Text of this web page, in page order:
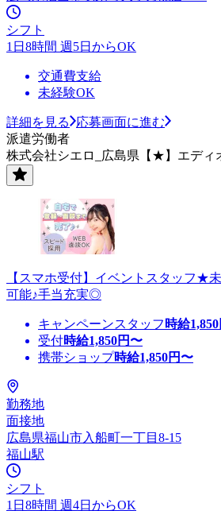
シフト
1日8時間 週5日からOK
交通費支給
未経験OK
詳細を見る
応募画面に進む
派遣労働者
株式会社シエロ_広島県【★】エディ
【スマホ受付】イベントスタッフ★
可能♪手当充実◎
キャンペーンスタッフ 時給1,850
受付時給1,850円〜
携帯ショップ時給1,850円〜
勤務地
面接地
広島県福山市入船町一丁目8-15
福山駅
シフト
1日8時間 週4日からOK